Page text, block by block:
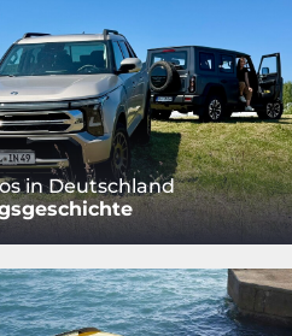
in Deutschland